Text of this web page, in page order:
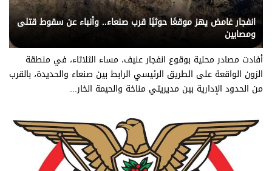
يني يمن - متابعات
انفجار غامض يهز موقعًا حوثيًا قرب صنعاء.. وأنباء عن سقوط قتلى
ومصابين
أفادت مصادر محلية بوقوع انفجار عنيف، مساء الثلاثاء، في منطقة
الزون الواقعة على الطريق الرئيسي الرابط بين صنعاء والحديدة، بالقرب
من الحدود الإدارية بين مديريتي مناخة والحيمة الخار...